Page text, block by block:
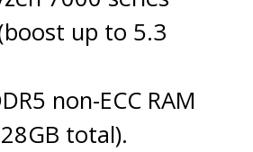
up to 5.3
non-ECC RAM
total).